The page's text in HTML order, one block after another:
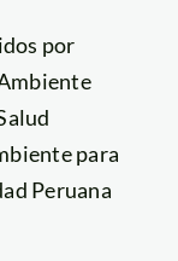
por
para
Peruana